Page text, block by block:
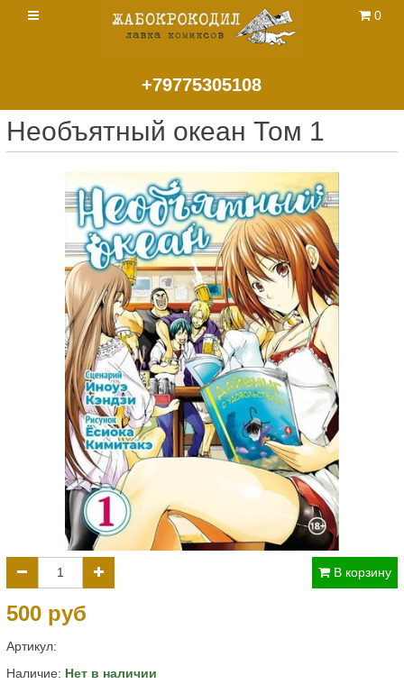
+79775305108
0
Необъятный океан Том 1
В корзину
500 руб
Артикул:
Наличие: Нет в наличии